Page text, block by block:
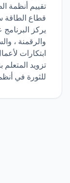
تقييم أنظمة
قطاع الطاقة
يركز
والرقمنة ،
ابتكارات
تزويد
للثورة في